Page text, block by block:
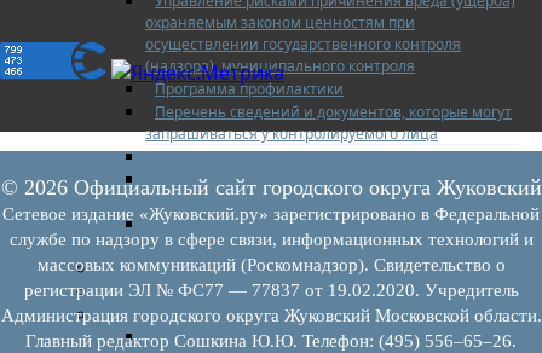
охраняемым законом ценностям при
осуществлении государственного контроля
(надзора), муниципального контроля
Программа профилактики
Перечень сведений и документов, которые могут
запрашиваться у контролируемого лица
Доклады муниципального земельного контроля
Проекты нормативно-правовых актов отдела
земельного контроля
Иные сведения о работе отдела земельного
контроля
Бюджет для граждан
Росреестр
Муниципальный финансовый контроль
Нормативные документы
© 2026 Официальный сайт городского округа Жуковский
Сетевое издание «Жуковский.ру» зарегистрировано в Федеральной
службе по надзору в сфере связи, информационных технологий и
массовых коммуникаций (Роскомнадзор). Свидетельство о
регистрации ЭЛ № ФС77 — 77837 от 19.02.2020. Учредитель
Администрация городского округа Жуковский Московской области.
Главный редактор Сошкина Ю.Ю. Телефон: (495) 556–65–26.